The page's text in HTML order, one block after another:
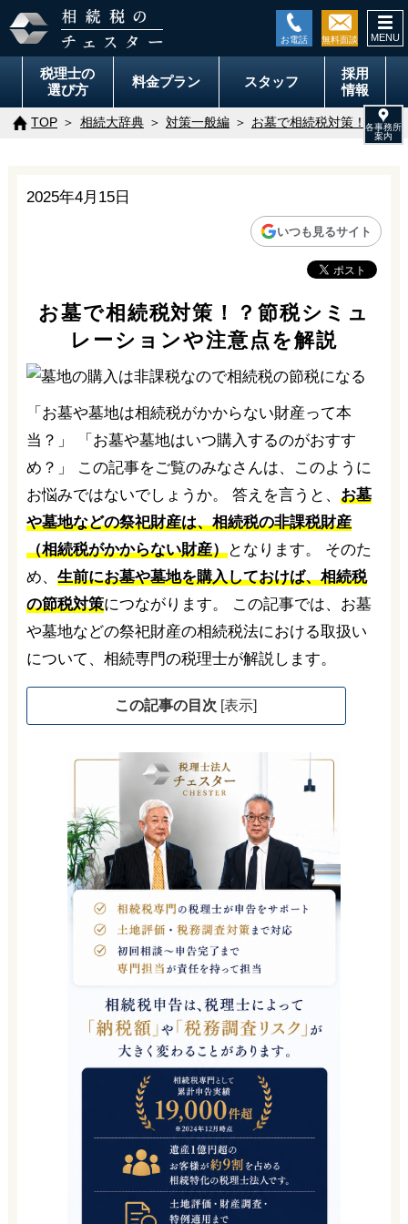
税理士の
選び方
料金プラン スタッフ
採用
情報
TOP 相続大辞典 対策一般編 お墓で相続税対策！？節
2025年4月15日
いつも見るサイト
お墓で相続税対策！？節税シミュ
レーションや注意点を解説
「お墓や墓地は相続税がかからない財産って本
当？」 「お墓や墓地はいつ購入するのがおすす
め？」 この記事をご覧のみなさんは、このように
お悩みではないでしょうか。 答えを言うと、 お墓
や墓地などの祭祀財産は、相続税の非課税財産
（相続税がかからない財産）となります。 そのた
め、 生前にお墓や墓地を購入しておけば、相続税
の節税対策につながります。 この記事では、お墓
や墓地などの祭祀財産の相続税法における取扱い
について、相続専門の税理士が解説します。
この記事の目次 [表示]